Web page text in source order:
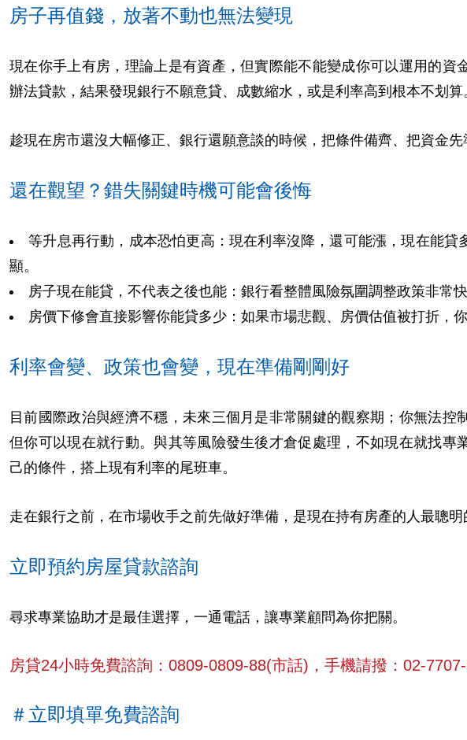
房子再值錢，放著不動也無法變現
現在你手上有房，理論上是有資產，但實際能不能變成你可以運用的資
辦法貸款，結果發現銀行不願意貸、成數縮水，或是利率高到根本不划算
趁現在房市還沒大幅修正、銀行還願意談的時候，把條件備齊、把資金先
還在觀望？錯失關鍵時機可能會後悔
等升息再行動，成本恐怕更高：現在利率沒降，還可能漲，現在能貸
顯。
房子現在能貸，不代表之後也能：銀行看整體風險氛圍調整政策非常
房價下修會直接影響你能貸多少：如果市場悲觀、房價估值被打折，
利率會變、政策也會變，現在準備剛剛好
目前國際政治與經濟不穩，未來三個月是非常關鍵的觀察期；你無法控
但你可以現在就行動。與其等風險發生後才倉促處理，不如現在就找專
己的條件，搭上現有利率的尾班車。
走在銀行之前，在市場收手之前先做好準備，是現在持有房產的人最聰明
立即預約房屋貸款諮詢
尋求專業協助才是最佳選擇，一通電話，讓專業顧問為你把關。
房貸24小時免費諮詢：0809-0809-88(市話)，手機請撥：02-
＃立即填單免費諮詢